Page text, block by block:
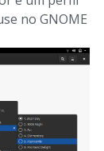
no GNOME